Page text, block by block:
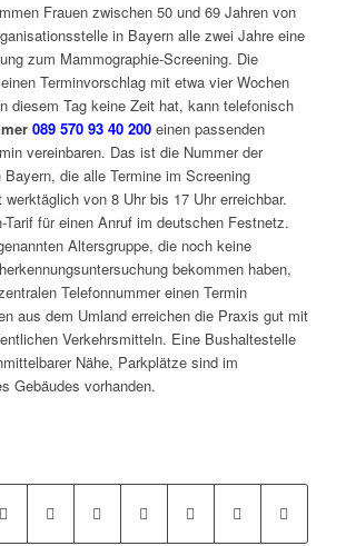
Frauen zwischen 50 und 69 Jahren von
in Bayern alle zwei Jahre eine
zum Mammographie-Screening. Die
Terminvorschlag mit etwa vier Wochen
diesem Tag keine Zeit hat, kann telefonisch
089 570 93 40 200einen passenden
vereinbaren. Das ist die Nummer der
die alle Termine im Screening
von 8 Uhr bis 17 Uhr erreichbar.
Tarif für einen Anruf im deutschen Festnetz.
Altersgruppe, die noch keine
bekommen haben,
Telefonnummer einen Termin
aus dem Umland erreichen die Praxis gut mit
Verkehrsmitteln. Eine Bushaltestelle
Nähe, Parkplätze sind im
Gebäudes vorhanden.